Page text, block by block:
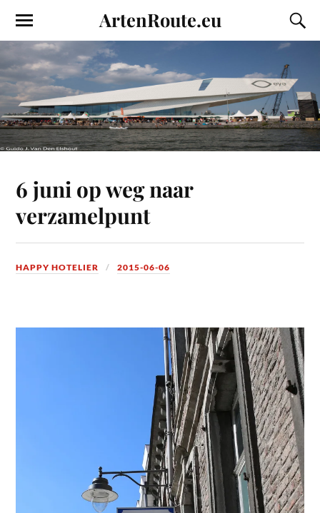
ArtenRoute.eu
6 juni op weg naar
verzamelpunt
HAPPY HOTELIER 2015-06-06